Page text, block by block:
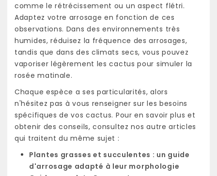
comme le rétrécissement ou un aspect flétri.
Adaptez votre arrosage en fonction de ces
observations. Dans des environnements très
humides, réduisez la fréquence des arrosages,
tandis que dans des climats secs, vous pouvez
vaporiser légèrement les cactus pour simuler la
rosée matinale.
Chaque espèce a ses particularités, alors
n'hésitez pas à vous renseigner sur les besoins
spécifiques de vos cactus. Pour en savoir plus et
obtenir des conseils, consultez nos autre articles
qui traitent du même sujet :
Plantes grasses et succulentes : un guide
d'arrosage adapté à leur morphologie